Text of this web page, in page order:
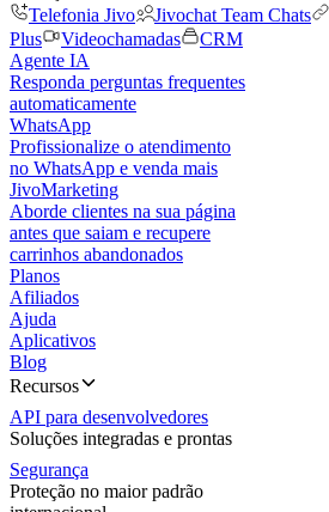
Telefonia Jivo
Jivochat Team Chats
Plus
Videochamadas
CRM
Agente IA
Responda perguntas frequentes
automaticamente
WhatsApp
Profissionalize o atendimento
no WhatsApp e venda mais
JivoMarketing
Aborde clientes na sua página
antes que saiam e recupere
carrinhos abandonados
Planos
Afiliados
Ajuda
Aplicativos
Blog
Recursos
API para desenvolvedores
Soluções integradas e prontas
Segurança
Proteção no maior padrão